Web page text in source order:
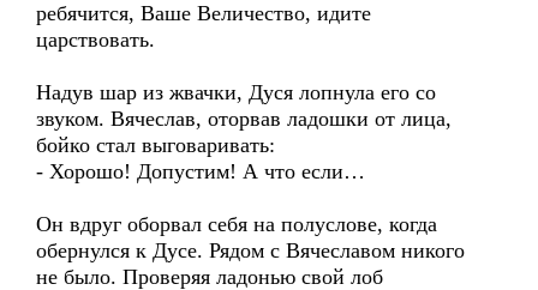
ребячится, Ваше Величество, идите
царствовать.
Надув шар из жвачки, Дуся лопнула его со
звуком. Вячеслав, оторвав ладошки от лица,
бойко стал выговаривать:
- Хорошо! Допустим! А что если…
Он вдруг оборвал себя на полуслове, когда
обернулся к Дусе. Рядом с Вячеславом никого
не было. Проверяя ладонью свой лоб